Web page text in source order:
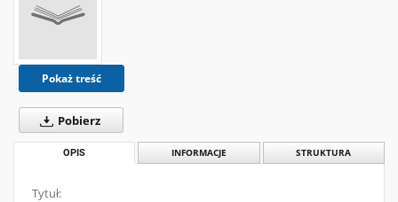
Pokaż treść
Pobierz
OPIS INFORMACJE STRUKTURA
Tytuł: